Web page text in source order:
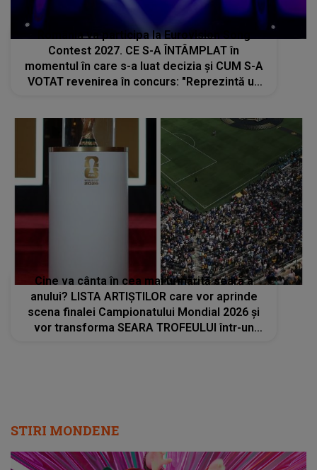
Cine va cânta în cea mai urmărită seară a
anului? LISTA ARTIȘTILOR care vor aprinde
scena finalei Campionatului Mondial 2026 și
vor transforma SEARA TROFEULUI într-un
show de neuitat: "Ceremonia de închidere va
încheia..."
STIRI MONDENE